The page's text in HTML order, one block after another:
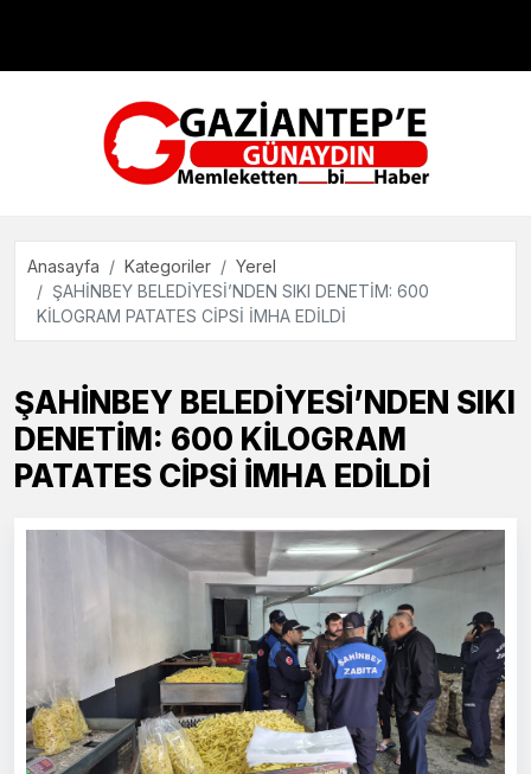
Teknoloji
Anasayfa Kategoriler
Yerel
ŞAHİNBEY BELEDİYESİ’NDEN SIKI DENETİM: 600
KİLOGRAM PATATES CİPSİ İMHA EDİLDİ
ŞAHİNBEY BELEDİYESİ’NDEN SIKI
DENETİM: 600 KİLOGRAM
PATATES CİPSİ İMHA EDİLDİ